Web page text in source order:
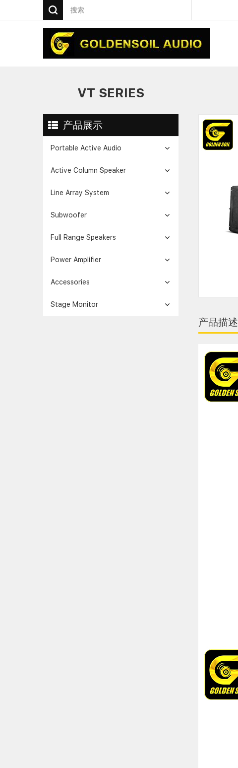
VT SERIES
产品展示
Portable Active Audio
Active Column Speaker
Line Array System
Subwoofer
Full Range Speakers
Power Amplifier
Accessories
Stage Monitor
产品描述